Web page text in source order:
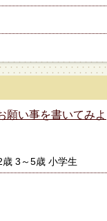
願い事を書いてみよ
3～5歳 小学生